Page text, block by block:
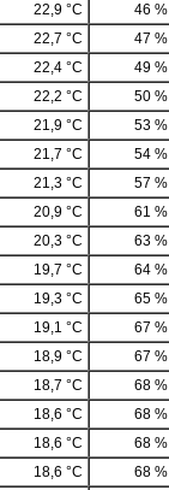
22,9 °C
46 %
22,7 °C
47 %
22,4 °C
49 %
22,2 °C
50 %
21,9 °C
53 %
21,7 °C
54 %
21,3 °C
57 %
20,9 °C
61 %
20,3 °C
63 %
19,7 °C
64 %
19,3 °C
65 %
19,1 °C
67 %
18,9 °C
67 %
18,7 °C
68 %
18,6 °C
68 %
18,6 °C
68 %
18,6 °C
68 %